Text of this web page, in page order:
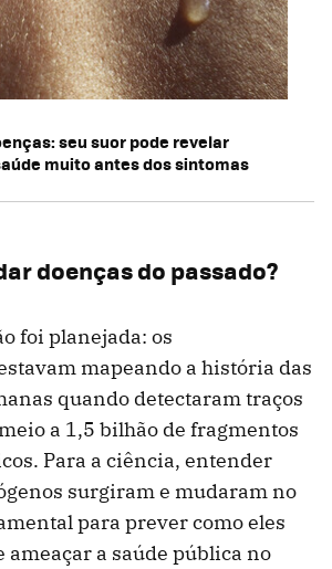
seu suor pode revelar
muito antes dos sintomas
doenças do passado?
foi planejada: os
mapeando a história das
quando detectaram traços
a 1,5 bilhão de fragmentos
Para a ciência, entender
surgiram e mudaram no
para prever como eles
ameaçar a saúde pública no